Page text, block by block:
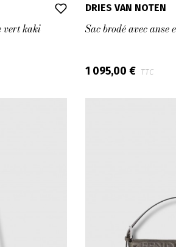
vert kaki
DRIES VAN NOTEN
Sac brodé avec anse
1 095,00 € TTC